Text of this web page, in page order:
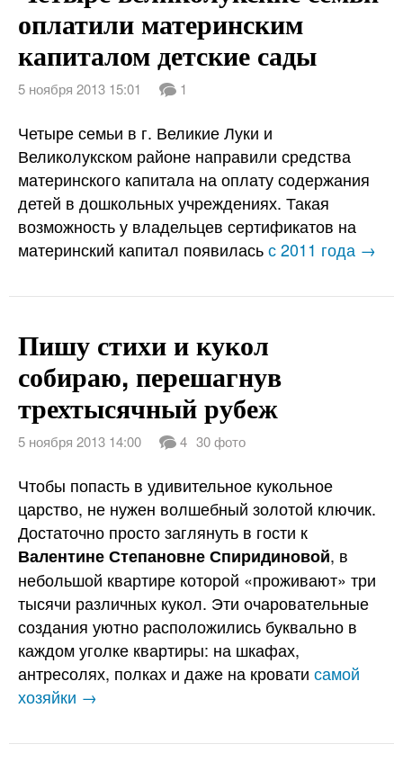
оплатили материнским
капиталом детские сады
5 ноября 2013 15:01 1
Четыре семьи в г. Великие Луки и
Великолукском районе направили средства
материнского капитала на оплату содержания
детей в дошкольных учреждениях. Такая
возможность у владельцев сертификатов на
материнский капитал появиласьс 2011 года →
Пишу стихи и кукол
собираю, перешагнув
трехтысячный рубеж
5 ноября 2013 14:00 4 30 фото
Чтобы попасть в удивительное кукольное
царство, не нужен волшебный золотой ключик.
Достаточно просто заглянуть в гости к
Валентине Степановне Спиридиновой, в
небольшой квартире которой «проживают» три
тысячи различных кукол. Эти очаровательные
создания уютно расположились буквально в
каждом уголке квартиры: на шкафах,
антресолях, полках и даже на кровати самой
хозяйки →